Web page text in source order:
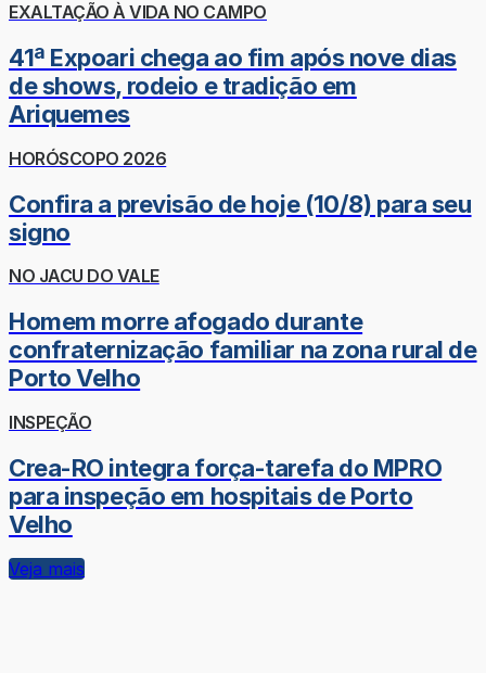
EXALTAÇÃO À VIDA NO CAMPO
41ª Expoari chega ao fim após nove dias
de shows, rodeio e tradição em
Ariquemes
HORÓSCOPO 2026
Confira a previsão de hoje (10/8) para seu
signo
NO JACU DO VALE
Homem morre afogado durante
confraternização familiar na zona rural de
Porto Velho
INSPEÇÃO
Crea-RO integra força-tarefa do MPRO
para inspeção em hospitais de Porto
Velho
Veja mais